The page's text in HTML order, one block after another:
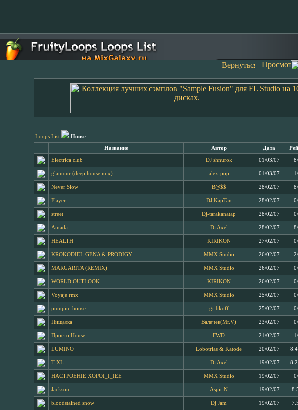
Loops List House
Название Автор Дата
Electrica club DJ shnurok 01/03/07
glamour (deep house mix) alex-pop 01/03/07
Never Slow B@$$ 28/02/07
Flayer DJ KapTan 28/02/07
street Dj-tarakanatap 28/02/07
Amada Dj Axel 28/02/07
HEALTH KIRIKON 27/02/07
KROKODIEL GENA & PRODIGY MMX Studio 26/02/07
MARGARITA (REMIX) MMX Studio 26/02/07
WORLD OUTLOOK KIRIKON 26/02/07
Voyaje rmx MMX Studio 25/02/07
pumpin_house gribkoff 25/02/07
Пищалка Валечек(Mr.V) 23/02/07
Просто House FWD 21/02/07
LUMINO Lobotrias & Katode 20/02/07
T XL Dj Axel 19/02/07
HACTPOEHIE XOPOI_I_IEE MMX Studio 19/02/07
Jackson AspiriN 19/02/07
bloodstained snow Dj Jam 19/02/07